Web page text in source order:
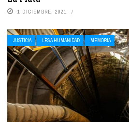
1 DICIEMBRE, 2021
JUSTICIA LESA HUMANIDAD MEMORIA